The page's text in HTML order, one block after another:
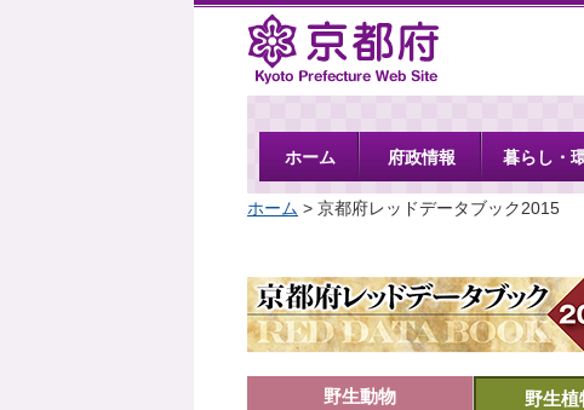
京都府
ホーム 府政情報 暮らし・
ホーム > 京都府レッドデータブック2015
野生動物 野生植